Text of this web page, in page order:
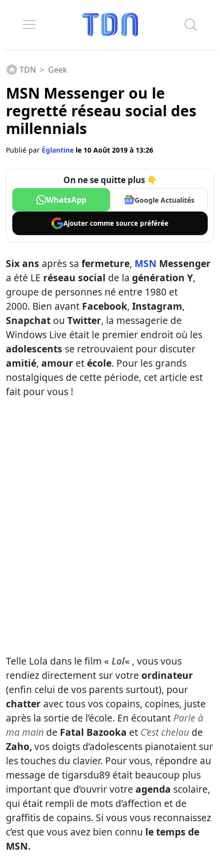
TDN > Geek
MSN Messenger ou le
regretté réseau social des
millennials
Publié par Églantine le 10 Août 2019 à 13:26
On ne se quitte plus 👇
WhatsApp Google Actualités
Ajouter comme source préférée
Six ans après sa fermeture, MSN Messenger
a été LE réseau social de la génération Y,
groupe de personnes né entre 1980 et
2000. Bien avant Facebook, Instagram,
Snapchat ou Twitter, la messagerie de
Windows Live était le premier endroit où les
adolescents se retrouvaient pour discuter
amitié, amour etécole. Pour les grands
nostalgiques de cette période, cet article est
fait pour vous !
Telle Lola dans le film « Lol« , vous vous
rendiez directement sur votre ordinateur
(enfin celui de vos parents surtout), pour
chatter avec tous vos copains, copines, juste
après la sortie de l’école. En écoutant Parle à
ma main de Fatal Bazooka et C’est chelou de
Zaho,vos doigts d’adolescents pianotaient sur
les touches du clavier. Pour vous, répondre au
message de tigarsdu89 était beaucoup plus
important que d’ouvrir votre agenda scolaire,
qui était rempli de mots d’affection et de
graffitis de copains. Si vous vous reconnaissez
c’est que vous avez bien connu le temps de
MSN.